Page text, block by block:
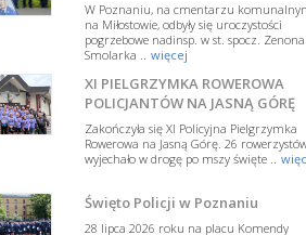
Dodatkowe zarobkowanie
policjantów. NSZZP: obecne
rozwiązania wymagają zmian
zmiany przepisów regulujących
podejmowanie przez policjantów
dodatkowej pracy zarobkowe ..
więcej
Krok 1. Umorzenie. Krok 2.
z hejtem
Postępowanie dotyczące interwencji
Policji w miejscu zamieszkania red.
Tomasza Sakiewicza zostało
W Poznaniu, na cmentarzu
na Miłostowie, odbyły się uroczystości
pogrzebowe nadinsp. w st. spocz. Zenona
Smolarka .. więcej
XI PIELGRZYMKA ROWEROWA
POLICJANTÓW NA JASNĄ GÓRĘ
Zakończyła się XI Policyjna Pielgrzymka
Rowerowa na Jasną Górę. 26
wyjechało w drogę po mszy święte ..
Święto Policji w Poznaniu
28 lipca 2026 roku na placu Komendy